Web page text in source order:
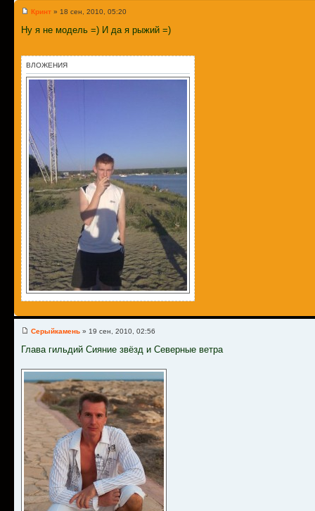
Кринт » 18 сен, 2010, 05:20
Ну я не модель =) И да я рыжий =)
ВЛОЖЕНИЯ
Серыйкамень » 19 сен, 2010, 02:56
Глава гильдий Сияние звёзд и Северные ветра